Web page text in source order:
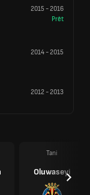
2015 -2016
Prêt
2014-2015
2012-2013
Tani
Oluwaseyi